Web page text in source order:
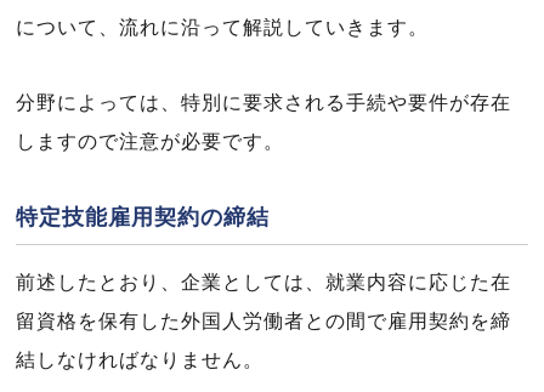
について、流れに沿って解説していきます。
分野によっては、特別に要求される手続や要件が存在
しますので注意が必要です。
特定技能雇用契約の締結
前述したとおり、企業としては、就業内容に応じた在
留資格を保有した外国人労働者との間で雇用契約を締
結しなければなりません。